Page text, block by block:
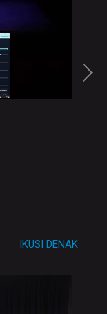
IKUSI DENAK